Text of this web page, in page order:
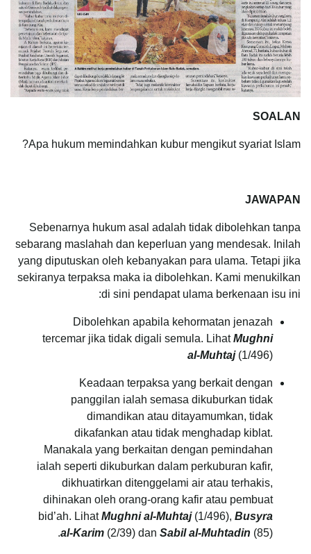
SOALAN
Apa hukum memindahkan kubur mengikut syariat Islam?
JAWAPAN
Sebenarnya hukum asal adalah tidak dibolehkan tanpa
sebarang maslahah dan keperluan yang mendesak. Inilah
yang diputuskan oleh kebanyakan para ulama. Tetapi jika
sekiranya terpaksa maka ia dibolehkan. Kami menukilkan
di sini pendapat ulama berkenaan isu ini:
Dibolehkan apabila kehormatan jenazah
tercemar jika tidak digali semula. LihatMughni
al-Muhtaj (1/496)
Keadaan terpaksa yang berkait dengan
panggilan ialah semasa dikuburkan tidak
dimandikan atau ditayamumkan, tidak
dikafankan atau tidak menghadap kiblat.
Manakala yang berkaitan dengan pemindahan
ialah seperti dikuburkan dalam perkuburan kafir,
dikhuatirkan ditenggelami air atau terhakis,
dihinakan oleh orang-orang kafir atau pembuat
bid’ah. LihatMughni al-Muhtaj (1/496), Busyra
al-Karim (2/39) dan Sabil al-Muhtadin (85).